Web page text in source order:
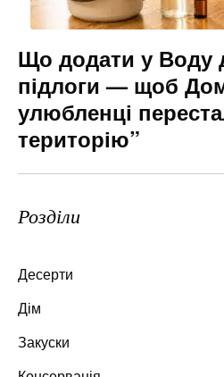
Що додати у Воду
підлоги — щоб
улюбленці
територію”
Розділи
Десерти
Дім
Закуски